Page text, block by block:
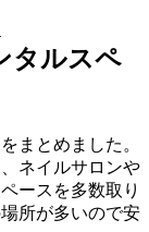
タルスペ
まとめました。
ネイルサロンや
ースを多数取り
所が多いので安